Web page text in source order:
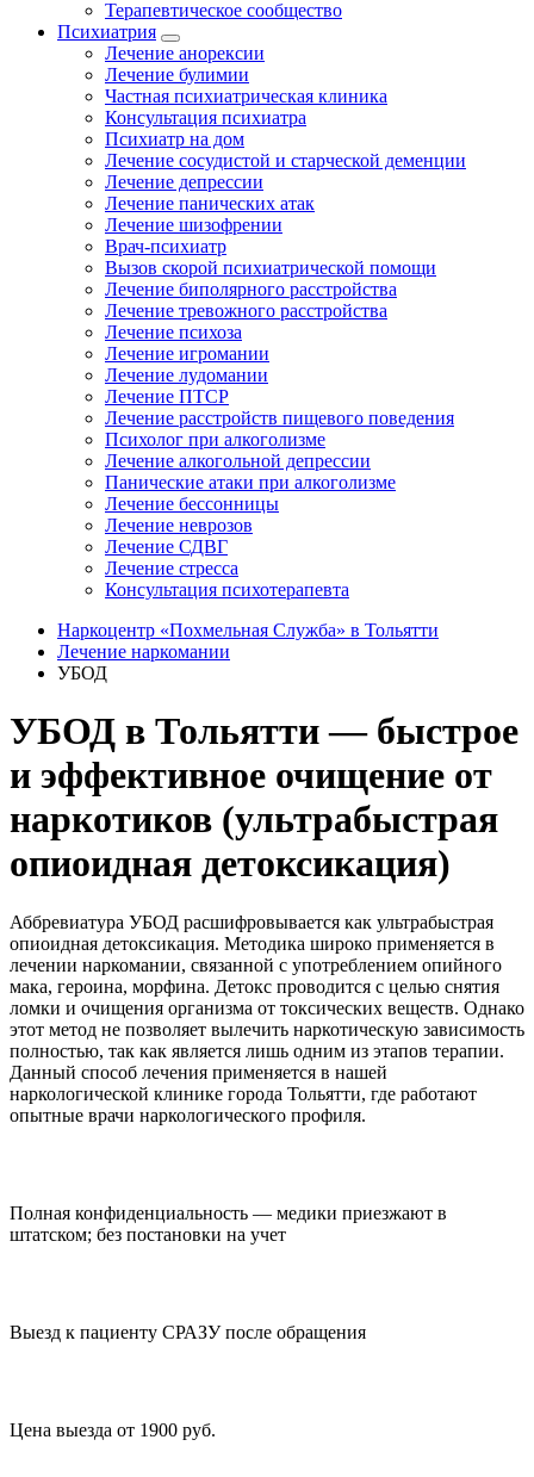
Терапевтическое сообщество
Психиатрия
Лечение анорексии
Лечение булимии
Частная психиатрическая клиника
Консультация психиатра
Психиатр на дом
Лечение сосудистой и старческой деменции
Лечение депрессии
Лечение панических атак
Лечение шизофрении
Врач-психиатр
Вызов скорой психиатрической помощи
Лечение биполярного расстройства
Лечение тревожного расстройства
Лечение психоза
Лечение игромании
Лечение лудомании
Лечение ПТСР
Лечение расстройств пищевого поведения
Психолог при алкоголизме
Лечение алкогольной депрессии
Панические атаки при алкоголизме
Лечение бессонницы
Лечение неврозов
Лечение СДВГ
Лечение стресса
Консультация психотерапевта
Наркоцентр «Похмельная Служба» в Тольятти
Лечение наркомании
УБОД
УБОД в Тольятти — быстрое
и эффективное очищение от
наркотиков (ультрабыстрая
опиоидная детоксикация)
Аббревиатура УБОД расшифровывается как ультрабыстрая
опиоидная детоксикация. Методика широко применяется в
лечении наркомании, связанной с употреблением опийного
мака, героина, морфина. Детокс проводится с целью снятия
ломки и очищения организма от токсических веществ. Однако
этот метод не позволяет вылечить наркотическую зависимость
полностью, так как является лишь одним из этапов терапии.
Данный способ лечения применяется в нашей
наркологической клинике города Тольятти, где работают
опытные врачи наркологического профиля.
Полная конфиденциальность — медики приезжают в
штатском; без постановки на учет
Выезд к пациенту СРАЗУ после обращения
Цена выезда от 1900 руб.